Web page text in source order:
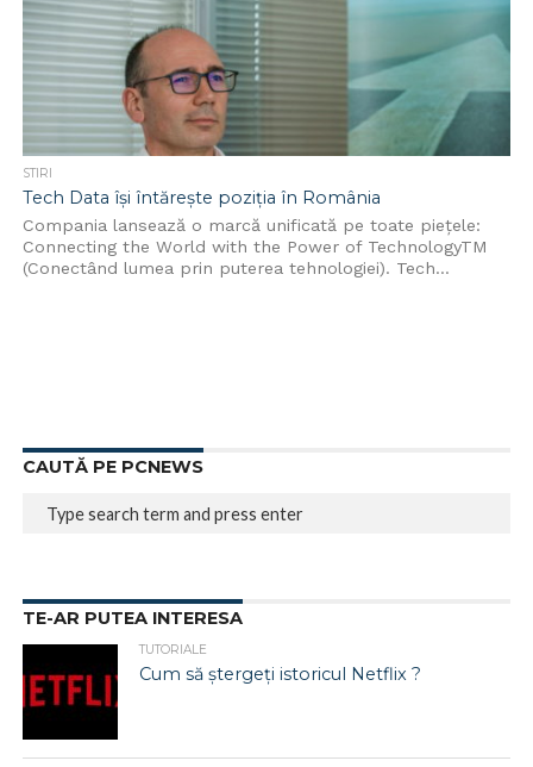
STIRI
Tech Data își întărește poziția în România
Compania lansează o marcă unificată pe toate piețele:
Connecting the World with the Power of TechnologyTM
(Conectând lumea prin puterea tehnologiei). Tech...
CAUTĂ PE PCNEWS
TE-AR PUTEA INTERESA
TUTORIALE
Cum să ștergeți istoricul Netflix ?